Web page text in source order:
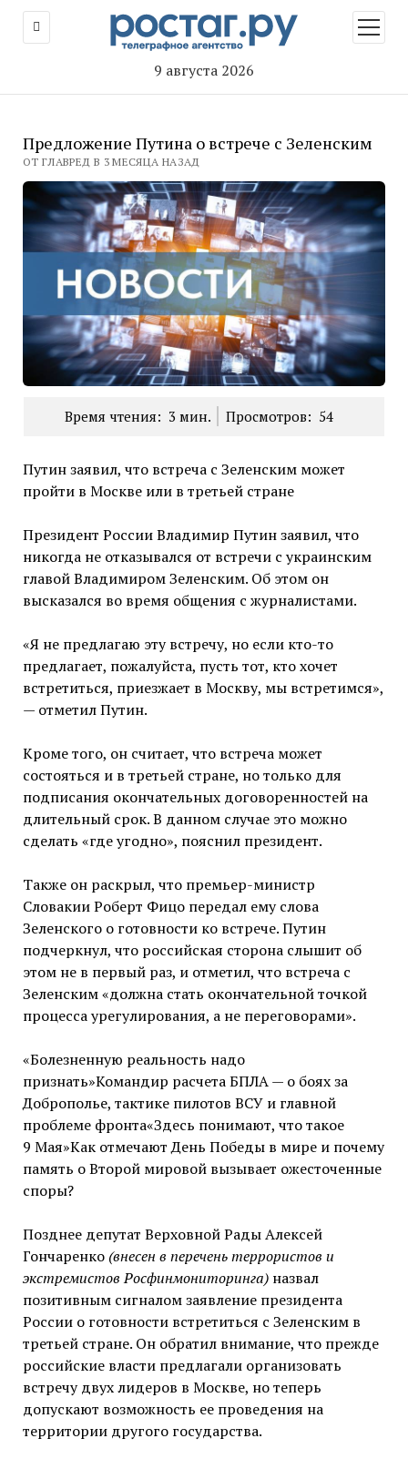
9 августа 2026
меню
Предложение Путина о встрече с Зеленским
ОТ ГЛАВРЕД В 3 МЕСЯЦА НАЗАД
Время чтения: 3 мин. Просмотров: 54
Путин заявил, что встреча с Зеленским может
пройти в Москве или в третьей стране
Президент России Владимир Путин заявил, что
никогда не отказывался от встречи с украинским
главой Владимиром Зеленским. Об этом он
высказался во время общения с журналистами.
«Я не предлагаю эту встречу, но если кто-то
предлагает, пожалуйста, пусть тот, кто хочет
встретиться, приезжает в Москву, мы встретимся»,
— отметил Путин.
Кроме того, он считает, что встреча может
состояться и в третьей стране, но только для
подписания окончательных договоренностей на
длительный срок. В данном случае это можно
сделать «где угодно», пояснил президент.
Также он раскрыл, что премьер-министр
Словакии Роберт Фицо передал ему слова
Зеленского о готовности ко встрече. Путин
подчеркнул, что российская сторона слышит об
этом не в первый раз, и отметил, что встреча с
Зеленским «должна стать окончательной точкой
процесса урегулирования, а не переговорами».
«Болезненную реальность надо
признать»Командир расчета БПЛА — о боях за
Доброполье, тактике пилотов ВСУ и главной
проблеме фронта«Здесь понимают, что такое
9 Мая»Как отмечают День Победы в мире и почему
память о Второй мировой вызывает ожесточенные
споры?
Позднее депутат Верховной Рады Алексей
Гончаренко (внесен в перечень террористов и
экстремистов Росфинмониторинга)назвал
позитивным сигналом заявление президента
России о готовности встретиться с Зеленским в
третьей стране. Он обратил внимание, что прежде
российские власти предлагали организовать
встречу двух лидеров в Москве, но теперь
допускают возможность ее проведения на
территории другого государства.